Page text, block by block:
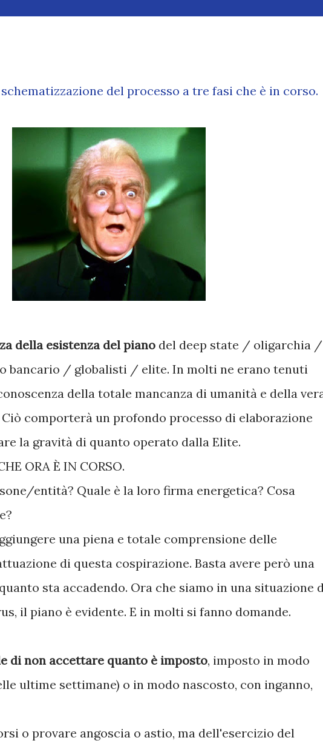
del processo a tre fasi che è in corso.
della esistenza del piano del deep state / oligarchia /
bancario / globalisti / elite. In molti ne erano tenuti
della totale mancanza di umanità e della
comporterà un profondo processo di elaborazione
la gravità di quanto operato dalla Elite.
ORA È IN CORSO.
entità? Quale è la loro firma energetica? Cosa
una piena e totale comprensione delle
di questa cospirazione. Basta avere però una
sta accadendo. Ora che siamo in una situazione
il piano è evidente. E in molti si fanno domande.
di non accettare quanto è imposto, imposto in modo
ultime settimane) o in modo nascosto, con inganno,
o provare angoscia o astio, ma dell'esercizio del